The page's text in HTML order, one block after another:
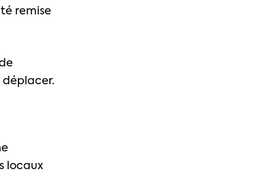
remise
déplacer.
locaux